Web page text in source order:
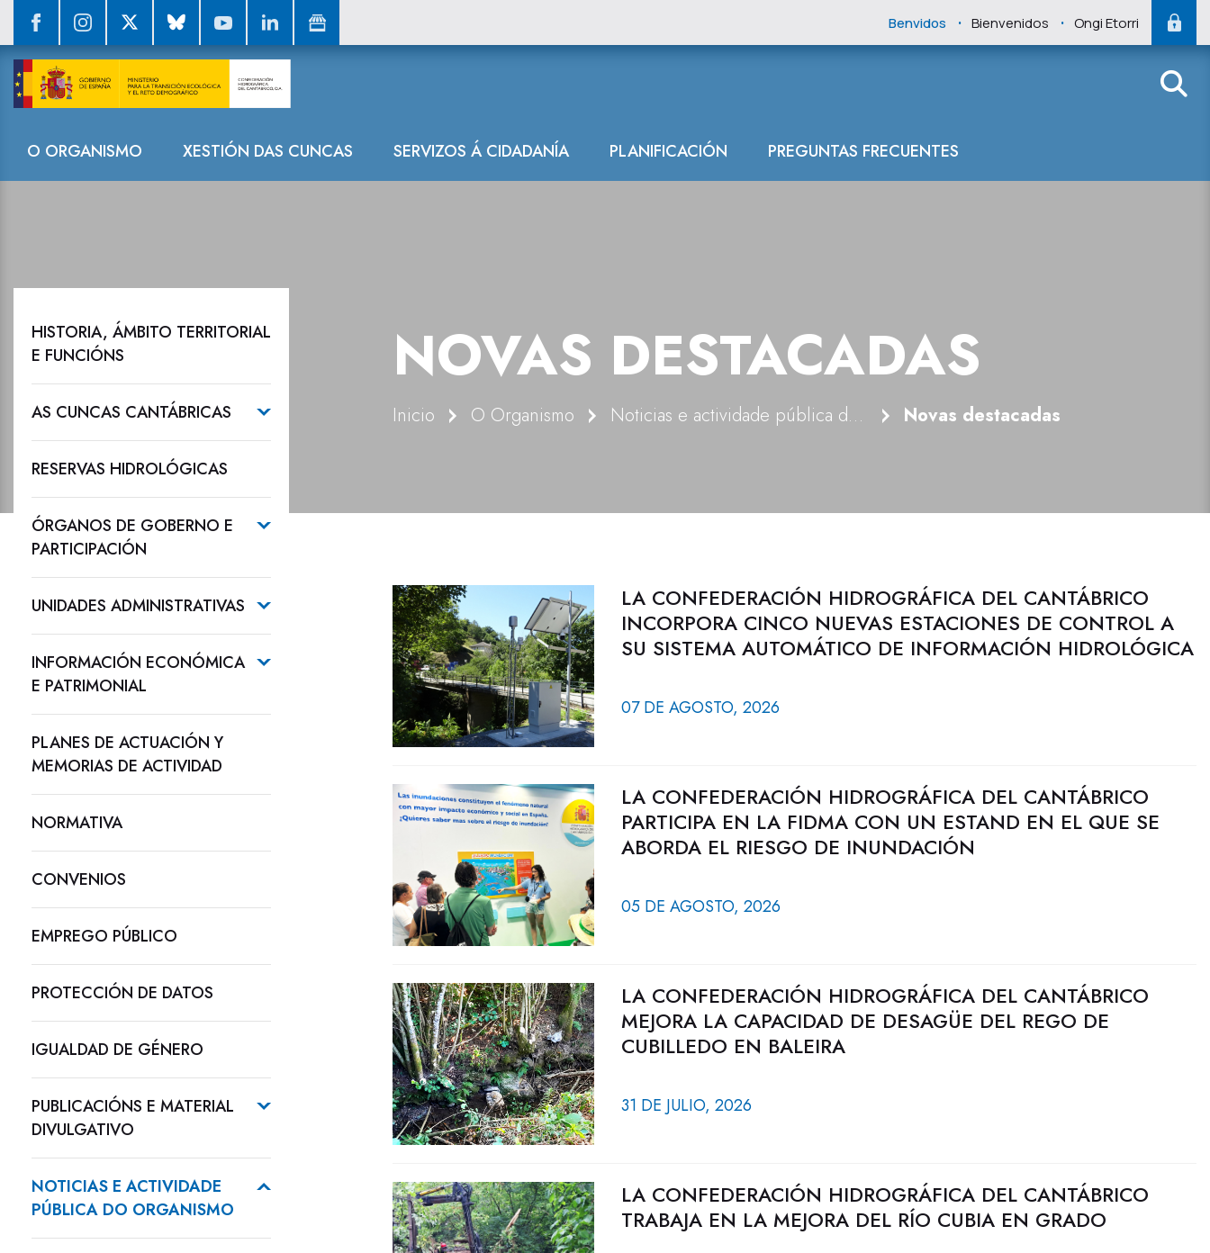
Benvidos . Bienvenidos . Ongi Etorri
Navegación
O ORGANISMO XESTIÓN DAS CUNCAS SERVIZOS Á CIDADANÍA PLANIFICACIÓN PREGUNTAS FRECUENTES
Novas destacadas
NOVAS DESTACADAS
Inicio O Organismo Noticias e actividade pública do Organismo Novas destacadas
HISTORIA, ÁMBITO TERRITORIAL
E FUNCIÓNS
AS CUNCAS CANTÁBRICAS
RESERVAS HIDROLÓGICAS
ÓRGANOS DE GOBERNO E
PARTICIPACIÓN
UNIDADES ADMINISTRATIVAS
INFORMACIÓN ECONÓMICA
E PATRIMONIAL
PLANES DE ACTUACIÓN Y
MEMORIAS DE ACTIVIDAD
NORMATIVA
CONVENIOS
EMPREGO PÚBLICO
PROTECCIÓN DE DATOS
IGUALDAD DE GÉNERO
PUBLICACIÓNS E MATERIAL
DIVULGATIVO
NOTICIAS E ACTIVIDADE
PÚBLICA DO ORGANISMO
LA CONFEDERACIÓN HIDROGRÁFICA DEL CANTÁBRICO
INCORPORA CINCO NUEVAS ESTACIONES DE CONTROL A
SU SISTEMA AUTOMÁTICO DE INFORMACIÓN HIDROLÓGICA
07 DE AGOSTO, 2026
LA CONFEDERACIÓN HIDROGRÁFICA DEL CANTÁBRICO
PARTICIPA EN LA FIDMA CON UN ESTAND EN EL QUE SE
ABORDA EL RIESGO DE INUNDACIÓN
05 DE AGOSTO, 2026
LA CONFEDERACIÓN HIDROGRÁFICA DEL CANTÁBRICO
MEJORA LA CAPACIDAD DE DESAGÜE DEL REGO DE
CUBILLEDO EN BALEIRA
31 DE JULIO, 2026
LA CONFEDERACIÓN HIDROGRÁFICA DEL CANTÁBRICO
TRABAJA EN LA MEJORA DEL RÍO CUBIA EN GRADO